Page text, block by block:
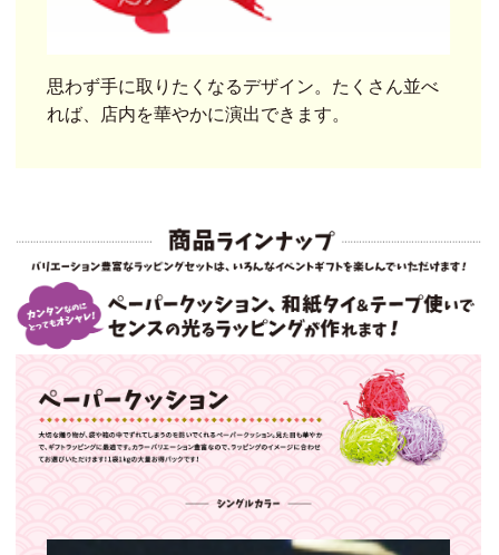
思わず手に取りたくなるデザイン。たくさん並べ
れば、店内を華やかに演出できます。